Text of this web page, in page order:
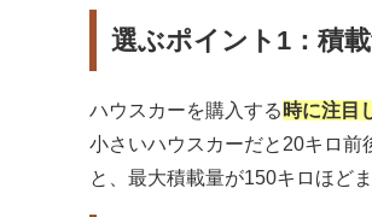
選ぶポイント1：積
ハウスカーを購入する 時に注目
小さいハウスカーだと20キロ前
と、最大積載量が150キロほど